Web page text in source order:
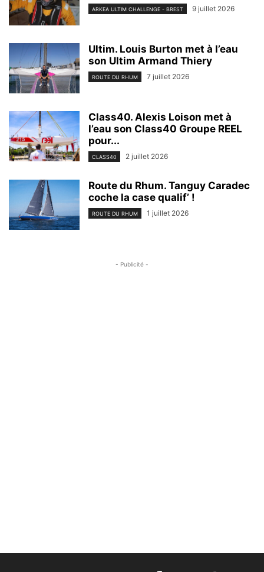
ARKEA ULTIM CHALLENGE - BREST 9 juillet 2026
Ultim. Louis Burton met à l’eau
son Ultim Armand Thiery
ROUTE DU RHUM 7 juillet 2026
Class40. Alexis Loison met à
l’eau son Class40 Groupe REEL
pour...
CLASS40 2 juillet 2026
Route du Rhum. Tanguy Caradec
coche la case qualif’ !
ROUTE DU RHUM 1 juillet 2026
- Publicité -